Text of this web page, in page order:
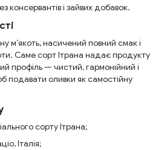
консервантів і зайвих добавок.
м’якоть, насичений повний смак і
Саме сорт Ітрана надає продукту
профіль — чистий, гармонійний і
подавати оливки як самостійну
сорту Ітрана;
Італія;